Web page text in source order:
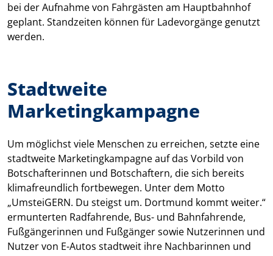
bei der Aufnahme von Fahrgästen am Hauptbahnhof
geplant. Standzeiten können für Ladevorgänge genutzt
werden.
Stadtweite
Marketingkampagne
Um möglichst viele Menschen zu erreichen, setzte eine
stadtweite Marketingkampagne auf das Vorbild von
Botschafterinnen und Botschaftern, die sich bereits
klimafreundlich fortbewegen. Unter dem Motto
„UmsteiGERN. Du steigst um. Dortmund kommt weiter.“
ermunterten Radfahrende, Bus- und Bahnfahrende,
Fußgängerinnen und Fußgänger sowie Nutzerinnen und
Nutzer von E-Autos stadtweit ihre Nachbarinnen und